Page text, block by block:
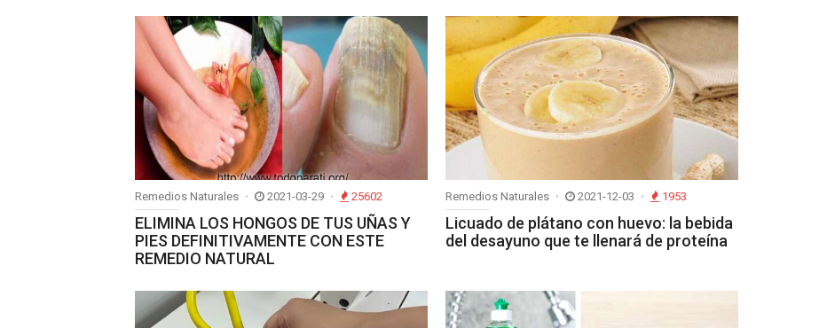
Remedios Naturales 2021-03-29 25602
ELIMINA LOS HONGOS DE TUS UÑAS Y
PIES DEFINITIVAMENTE CON ESTE
REMEDIO NATURAL
Remedios Naturales 2021-12-03 1953
Licuado de plátano con huevo: la bebida
del desayuno que te llenará de proteína